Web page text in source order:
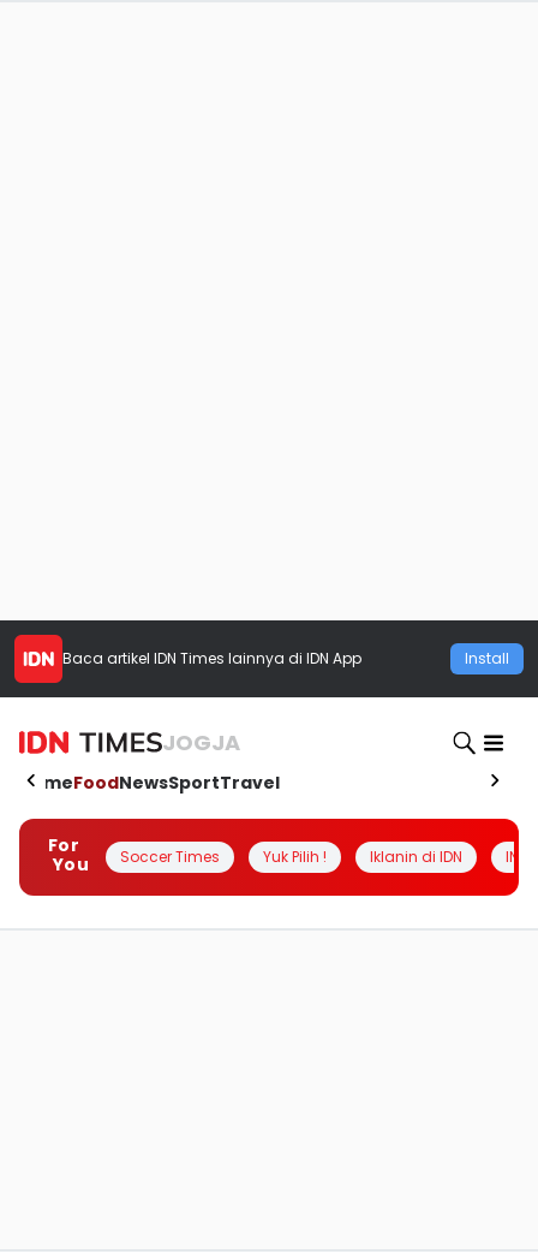
Baca artikel IDN Times lainnya di IDN App Install
JOGJA
HomeFoodNewsSportTravel
For
You
Soccer Times Yuk Pilih ! Iklanin di IDN